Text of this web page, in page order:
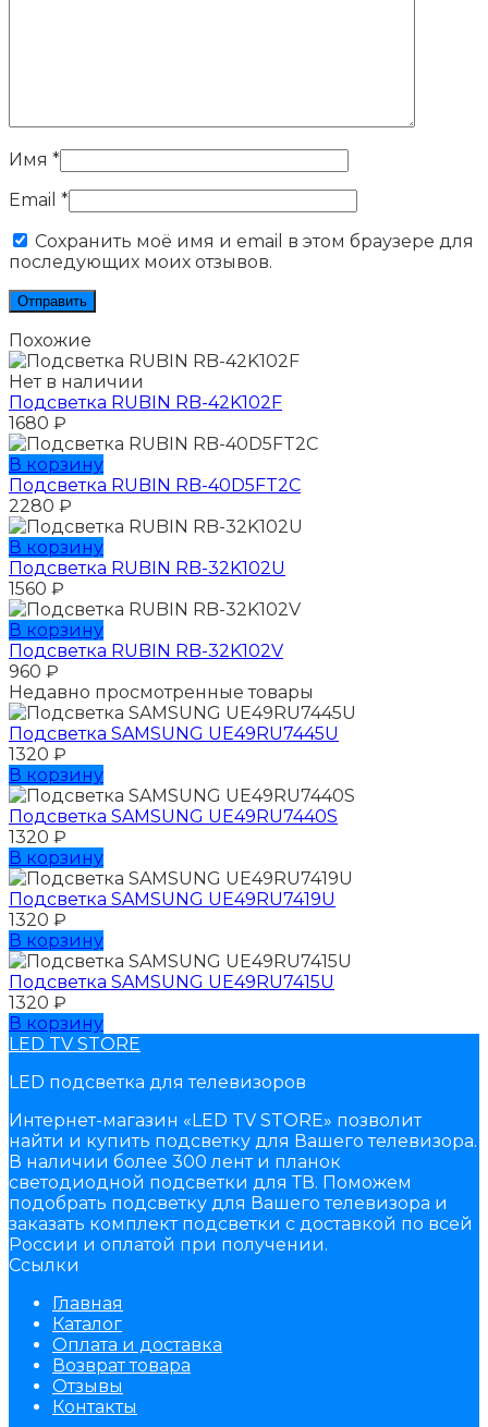
Имя *
Email *
Сохранить моё имя и email в этом браузере для
последующих моих отзывов.
Похожие
Нет в наличии
Подсветка RUBIN RB-42K102F
1680 ₽
В корзину
Подсветка RUBIN RB-40D5FT2C
2280 ₽
В корзину
Подсветка RUBIN RB-32K102U
1560 ₽
В корзину
Подсветка RUBIN RB-32K102V
960 ₽
Недавно просмотренные товары
Подсветка SAMSUNG UЕ49RU7445U
1320 ₽
В корзину
Подсветка SAMSUNG UЕ49RU7440S
1320 ₽
В корзину
Подсветка SAMSUNG UЕ49RU7419U
1320 ₽
В корзину
Подсветка SAMSUNG UЕ49RU7415U
1320 ₽
В корзину
LED TV STORE
LED подсветка для телевизоров
Интернет-магазин «LED TV STORE» позволит
найти и купить подсветку для Вашего телевизора.
В наличии более 300 лент и планок
светодиодной подсветки для ТВ. Поможем
подобрать подсветку для Вашего телевизора и
заказать комплект подсветки с доставкой по всей
России и оплатой при получении.
Ссылки
Главная
Каталог
Оплата и доставка
Возврат товара
Отзывы
Контакты